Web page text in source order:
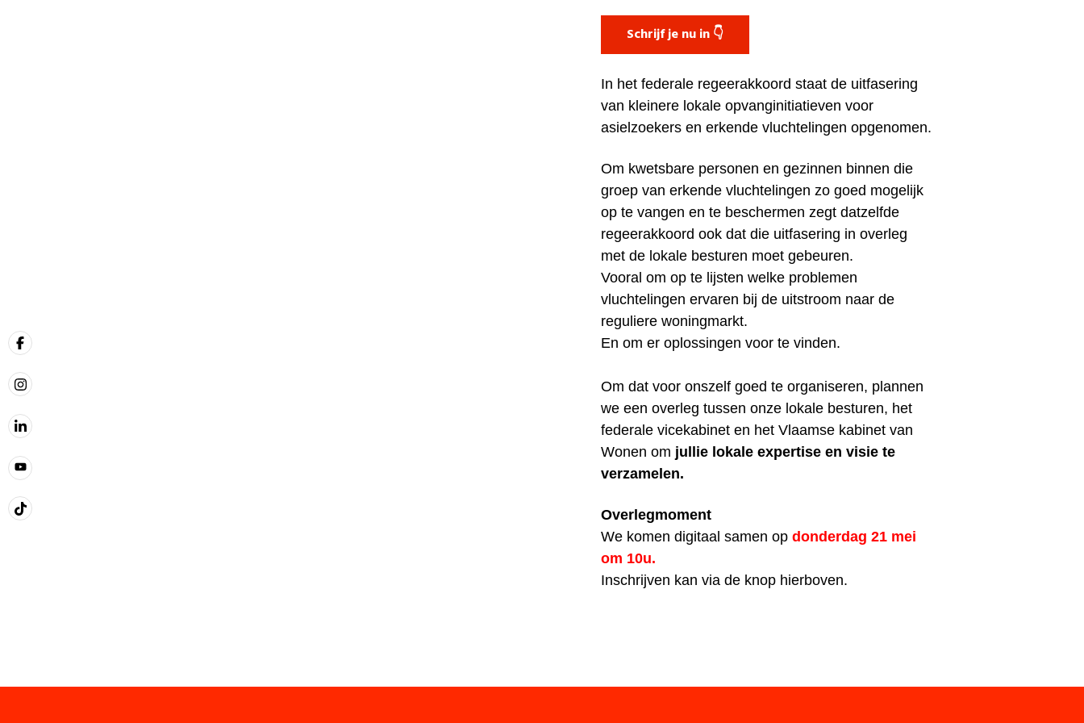
Schrijf je nu in 👇
In het federale regeerakkoord staat de uitfasering
van kleinere lokale opvanginitiatieven voor
asielzoekers en erkende vluchtelingen opgenomen.
Om kwetsbare personen en gezinnen binnen die
groep van erkende vluchtelingen zo goed mogelijk
op te vangen en te beschermen zegt datzelfde
regeerakkoord ook dat die uitfasering in overleg
met de lokale besturen moet gebeuren.
Vooral om op te lijsten welke problemen
vluchtelingen ervaren bij de uitstroom naar de
reguliere woningmarkt.
En om er oplossingen voor te vinden.
Om dat voor onszelf goed te organiseren, plannen
we een overleg tussen onze lokale besturen, het
federale vicekabinet en het Vlaamse kabinet van
Wonen om jullie lokale expertise en visie te
verzamelen.
Overlegmoment
We komen digitaal samen op donderdag 21 mei
om 10u.
Inschrijven kan via de knop hierboven.